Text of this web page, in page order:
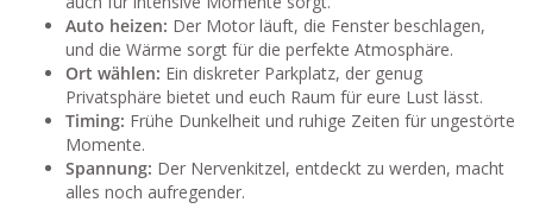
Auto heizen: Der Motor läuft, die Fenster beschlagen,
und die Wärme sorgt für die perfekte Atmosphäre.
Ort wählen: Ein diskreter Parkplatz, der genug
Privatsphäre bietet und euch Raum für eure Lust lässt.
Timing: Frühe Dunkelheit und ruhige Zeiten für ungestörte
Momente.
Spannung: Der Nervenkitzel, entdeckt zu werden, macht
alles noch aufregender.